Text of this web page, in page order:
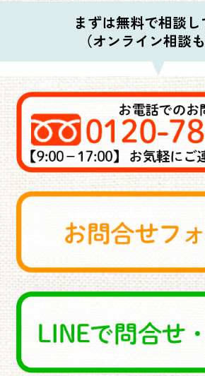
まずは無料で相談し
（オンライン相談も